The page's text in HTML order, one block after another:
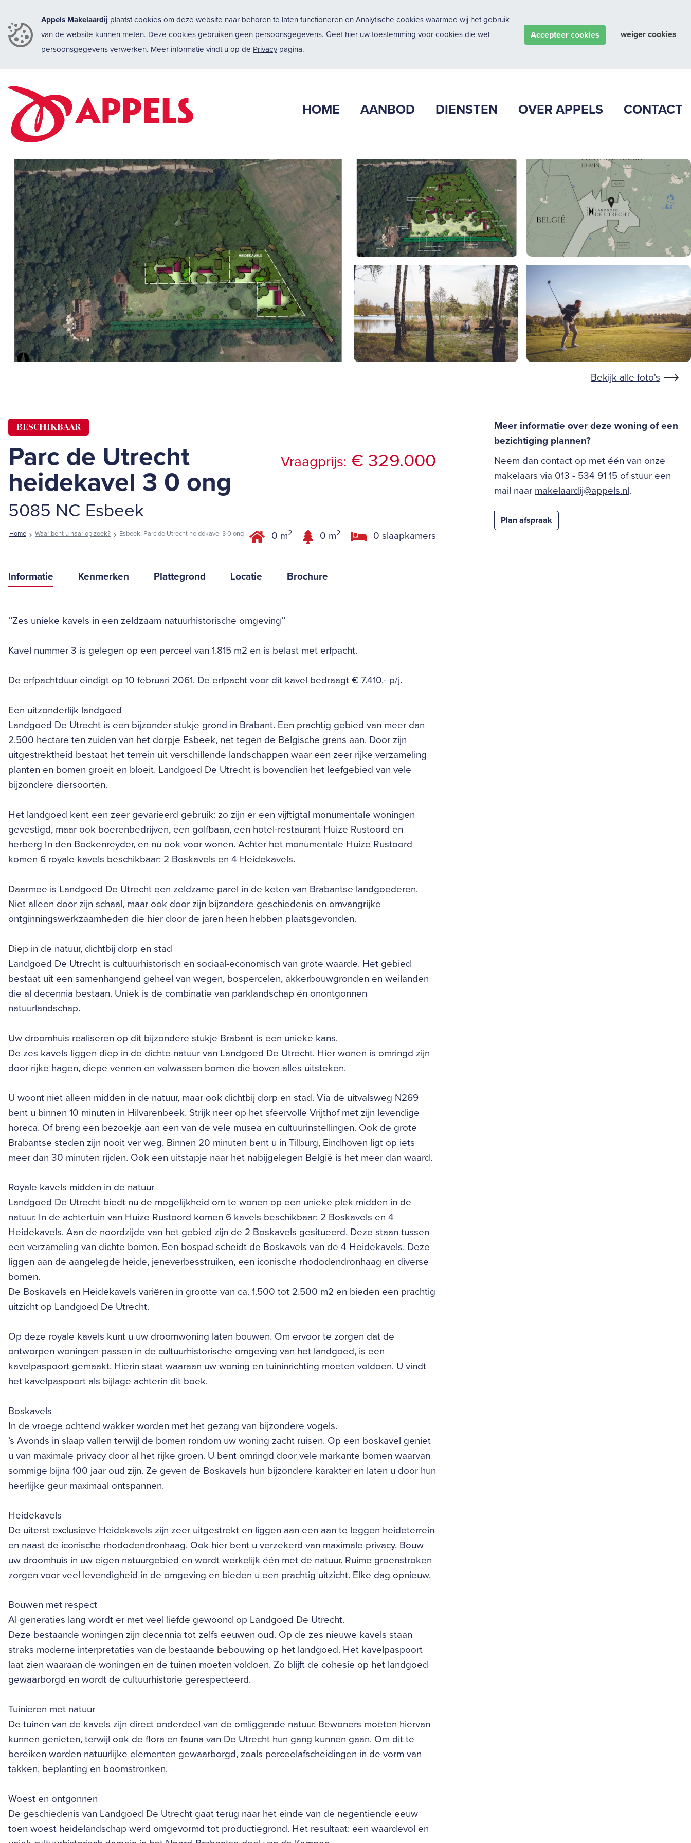
Appels Makelaardij plaatst cookies om deze website naar behoren te laten functioneren en Analytische cookies waarmee wij het gebruik
van de website kunnen meten. Deze cookies gebruiken geen persoonsgegevens. Geef hier uw toestemming voor cookies die wel
persoonsgegevens verwerken. Meer informatie vindt u op de Privacypagina.
Accepteer cookies weiger cookies
HOME AANBOD DIENSTEN OVER APPELS CONTACT
Bekijk alle foto's
BESCHIKBAAR
Vraagprijs: € 329.000
Parc de Utrecht
heidekavel 3 0 ong
5085 NC Esbeek
Home Waar bent u naar op zoek? Esbeek, Parc de Utrecht heidekavel 3 0 ong 0 m2 0 m2 0 slaapkamers
Informatie Kenmerken Plattegrond Locatie Brochure
‘’Zes unieke kavels in een zeldzaam natuurhistorische omgeving’’
Kavel nummer 3 is gelegen op een perceel van 1.815 m2 en is belast met erfpacht.
De erfpachtduur eindigt op 10 februari 2061. De erfpacht voor dit kavel bedraagt € 7.410,- p/j.
Een uitzonderlijk landgoed
Landgoed De Utrecht is een bijzonder stukje grond in Brabant. Een prachtig gebied van meer dan
2.500 hectare ten zuiden van het dorpje Esbeek, net tegen de Belgische grens aan. Door zijn
uitgestrektheid bestaat het terrein uit verschillende landschappen waar een zeer rijke verzameling
planten en bomen groeit en bloeit. Landgoed De Utrecht is bovendien het leefgebied van vele
bijzondere diersoorten.
Het landgoed kent een zeer gevarieerd gebruik: zo zijn er een vijftigtal monumentale woningen
gevestigd, maar ook boerenbedrijven, een golfbaan, een hotel-restaurant Huize Rustoord en
herberg In den Bockenreyder, en nu ook voor wonen. Achter het monumentale Huize Rustoord
komen 6 royale kavels beschikbaar: 2 Boskavels en 4 Heidekavels.
Daarmee is Landgoed De Utrecht een zeldzame parel in de keten van Brabantse landgoederen.
Niet alleen door zijn schaal, maar ook door zijn bijzondere geschiedenis en omvangrijke
ontginningswerkzaamheden die hier door de jaren heen hebben plaatsgevonden.
Diep in de natuur, dichtbij dorp en stad
Landgoed De Utrecht is cultuurhistorisch en sociaal-economisch van grote waarde. Het gebied
bestaat uit een samenhangend geheel van wegen, bospercelen, akkerbouwgronden en weilanden
die al decennia bestaan. Uniek is de combinatie van parklandschap én onontgonnen
natuurlandschap.
Uw droomhuis realiseren op dit bijzondere stukje Brabant is een unieke kans.
De zes kavels liggen diep in de dichte natuur van Landgoed De Utrecht. Hier wonen is omringd zijn
door rijke hagen, diepe vennen en volwassen bomen die boven alles uitsteken.
U woont niet alleen midden in de natuur, maar ook dichtbij dorp en stad. Via de uitvalsweg N269
bent u binnen 10 minuten in Hilvarenbeek. Strijk neer op het sfeervolle Vrijthof met zijn levendige
horeca. Of breng een bezoekje aan een van de vele musea en cultuurinstellingen. Ook de grote
Brabantse steden zijn nooit ver weg. Binnen 20 minuten bent u in Tilburg, Eindhoven ligt op iets
meer dan 30 minuten rijden. Ook een uitstapje naar het nabijgelegen België is het meer dan waard.
Royale kavels midden in de natuur
Landgoed De Utrecht biedt nu de mogelijkheid om te wonen op een unieke plek midden in de
natuur. In de achtertuin van Huize Rustoord komen 6 kavels beschikbaar: 2 Boskavels en 4
Heidekavels. Aan de noordzijde van het gebied zijn de 2 Boskavels gesitueerd. Deze staan tussen
een verzameling van dichte bomen. Een bospad scheidt de Boskavels van de 4 Heidekavels. Deze
liggen aan de aangelegde heide, jeneverbesstruiken, een iconische rhododendronhaag en diverse
bomen.
De Boskavels en Heidekavels variëren in grootte van ca. 1.500 tot 2.500 m2 en bieden een prachtig
uitzicht op Landgoed De Utrecht.
Op deze royale kavels kunt u uw droomwoning laten bouwen. Om ervoor te zorgen dat de
ontworpen woningen passen in de cultuurhistorische omgeving van het landgoed, is een
kavelpaspoort gemaakt. Hierin staat waaraan uw woning en tuininrichting moeten voldoen. U vindt
het kavelpaspoort als bijlage achterin dit boek.
Boskavels
In de vroege ochtend wakker worden met het gezang van bijzondere vogels.
’s Avonds in slaap vallen terwijl de bomen rondom uw woning zacht ruisen. Op een boskavel geniet
u van maximale privacy door al het rijke groen. U bent omringd door vele markante bomen waarvan
sommige bijna 100 jaar oud zijn. Ze geven de Boskavels hun bijzondere karakter en laten u door hun
heerlijke geur maximaal ontspannen.
Heidekavels
De uiterst exclusieve Heidekavels zijn zeer uitgestrekt en liggen aan een aan te leggen heideterrein
en naast de iconische rhododendronhaag. Ook hier bent u verzekerd van maximale privacy. Bouw
uw droomhuis in uw eigen natuurgebied en wordt werkelijk één met de natuur. Ruime groenstroken
zorgen voor veel levendigheid in de omgeving en bieden u een prachtig uitzicht. Elke dag opnieuw.
Bouwen met respect
Al generaties lang wordt er met veel liefde gewoond op Landgoed De Utrecht.
Deze bestaande woningen zijn decennia tot zelfs eeuwen oud. Op de zes nieuwe kavels staan
straks moderne interpretaties van de bestaande bebouwing op het landgoed. Het kavelpaspoort
laat zien waaraan de woningen en de tuinen moeten voldoen. Zo blijft de cohesie op het landgoed
gewaarborgd en wordt de cultuurhistorie gerespecteerd.
Tuinieren met natuur
De tuinen van de kavels zijn direct onderdeel van de omliggende natuur. Bewoners moeten hiervan
kunnen genieten, terwijl ook de flora en fauna van De Utrecht hun gang kunnen gaan. Om dit te
bereiken worden natuurlijke elementen gewaarborgd, zoals perceelafscheidingen in de vorm van
takken, beplanting en boomstronken.
Woest en ontgonnen
De geschiedenis van Landgoed De Utrecht gaat terug naar het einde van de negentiende eeuw
toen woest heidelandschap werd omgevormd tot productiegrond. Het resultaat: een waardevol en
Meer informatie over deze woning of een
bezichtiging plannen?
Neem dan contact op met één van onze
makelaars via 013 - 534 91 15 of stuur een
mail naar makelaardij@appels.nl.
Plan afspraak